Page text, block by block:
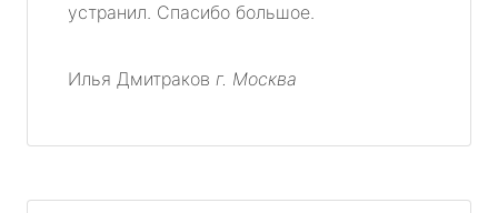
устранил. Спасибо большое.
Илья Дмитраков г. Москва